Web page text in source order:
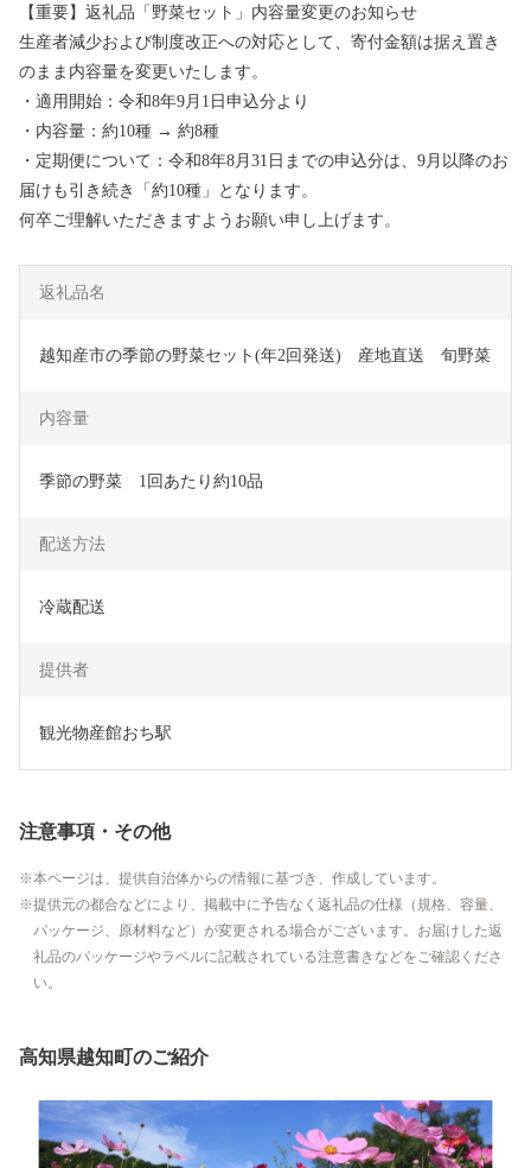
【重要】返礼品「野菜セット」内容量変更のお知らせ
生産者減少および制度改正への対応として、寄付金額は据え置き
のまま内容量を変更いたします。
・適用開始：令和8年9月1日申込分より
・内容量：約10種 → 約8種
・定期便について：令和8年8月31日までの申込分は、9月以降のお
届けも引き続き「約10種」となります。
何卒ご理解いただきますようお願い申し上げます。
返礼品名
越知産市の季節の野菜セット(年2回発送)　産地直送　旬野菜
内容量
季節の野菜　1回あたり約10品
配送方法
冷蔵配送
提供者
観光物産館おち駅
注意事項・その他
本ページは、提供自治体からの情報に基づき、作成しています。
提供元の都合などにより、掲載中に予告なく返礼品の仕様（規格、容量、
パッケージ、原材料など）が変更される場合がございます。お届けした返
礼品のパッケージやラベルに記載されている注意書きなどをご確認くださ
い。
高知県越知町のご紹介